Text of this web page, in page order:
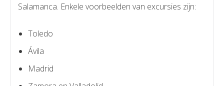
Salamanca. Enkele voorbeelden van excursies zijn:
Toledo
Ávila
Madrid